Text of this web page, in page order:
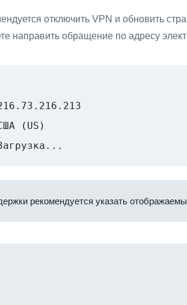
отключить VPN и обновить
направить обращение по адресу
(US)
рекомендуется указать